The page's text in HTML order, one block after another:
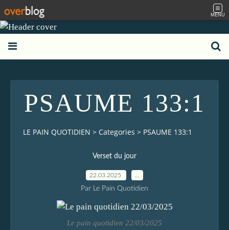
MENU
PSAUME 133:1
LE PAIN QUOTIDIEN > Categories > PSAUME 133:1
Verset du jour
22.03.2025
Par Le Pain Quotidien
Le pain quotidien 22/03/2025